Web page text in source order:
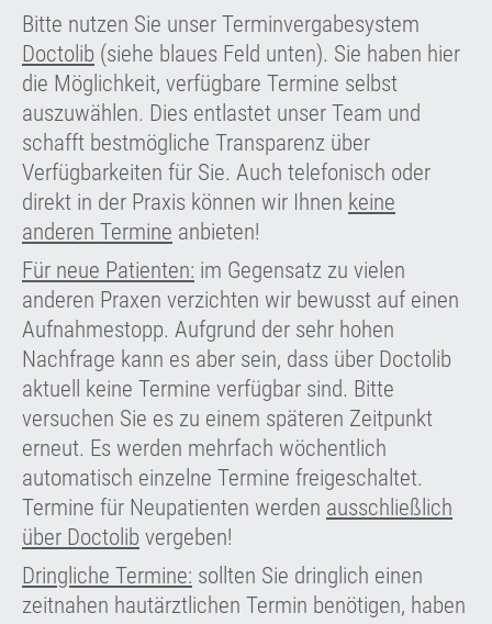
Bitte nutzen Sie unser Terminvergabesystem
Doctolib (siehe blaues Feld unten). Sie haben hier
die Möglichkeit, verfügbare Termine selbst
auszuwählen. Dies entlastet unser Team und
schafft bestmögliche Transparenz über
Verfügbarkeiten für Sie. Auch telefonisch oder
direkt in der Praxis können wir Ihnen keine
anderen Termine anbieten!
Für neue Patienten: im Gegensatz zu vielen
anderen Praxen verzichten wir bewusst auf einen
Aufnahmestopp. Aufgrund der sehr hohen
Nachfrage kann es aber sein, dass über Doctolib
aktuell keine Termine verfügbar sind. Bitte
versuchen Sie es zu einem späteren Zeitpunkt
erneut. Es werden mehrfach wöchentlich
automatisch einzelne Termine freigeschaltet.
Termine für Neupatienten werden ausschließlich
über Doctolib vergeben!
Dringliche Termine: sollten Sie dringlich einen
zeitnahen hautärztlichen Termin benötigen, haben